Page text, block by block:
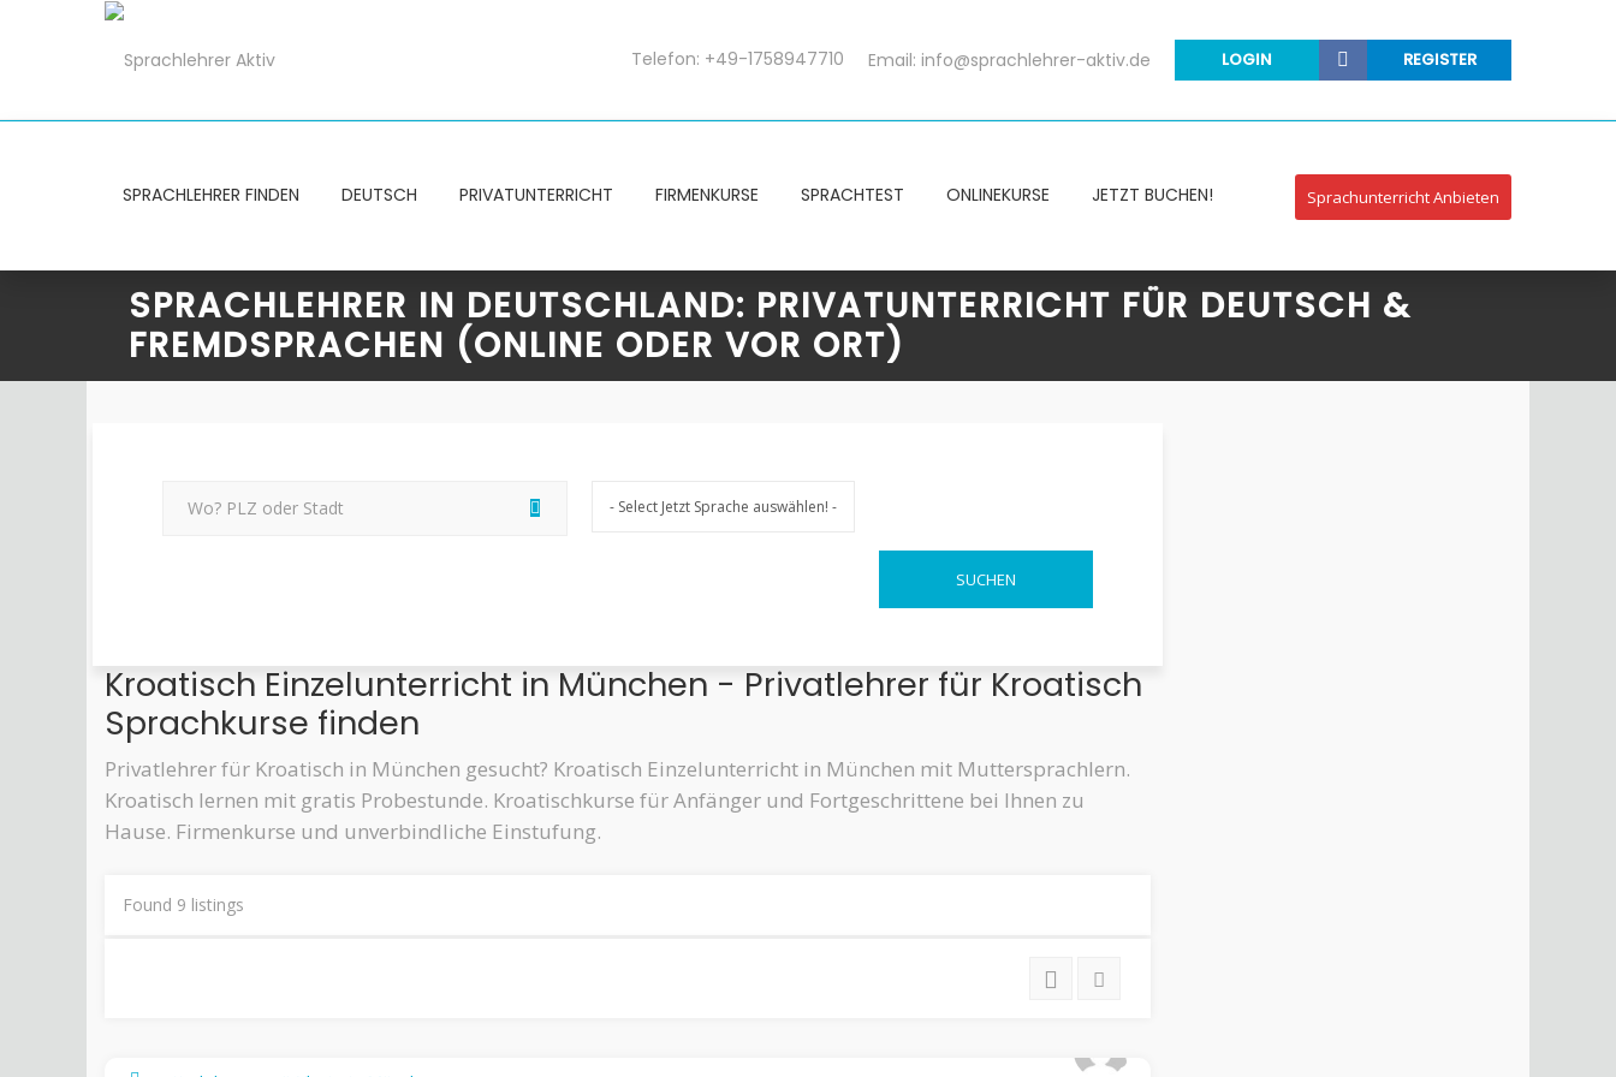
LOGIN REGISTER
Telefon: +49-1758947710 Email: info@sprachlehrer-aktiv.de
SPRACHLEHRER FINDEN DEUTSCH PRIVATUNTERRICHT FIRMENKURSE SPRACHTEST ONLINEKURSE JETZT BUCHEN! Sprachunterricht Anbieten
SPRACHLEHRER IN DEUTSCHLAND: PRIVATUNTERRICHT FÜR DEUTSCH &
FREMDSPRACHEN (ONLINE ODER VOR ORT)
Kroatisch Einzelunterricht in München - Privatlehrer für Kroatisch
Sprachkurse finden
Privatlehrer für Kroatisch in München gesucht? Kroatisch Einzelunterricht in München mit Muttersprachlern.
Kroatisch lernen mit gratis Probestunde. Kroatischkurse für Anfänger und Fortgeschrittene bei Ihnen zu
Hause. Firmenkurse und unverbindliche Einstufung.
Found 9 listings